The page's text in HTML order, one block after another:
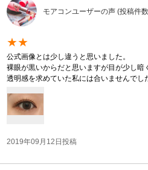
モアコンユーザーの声 (投稿件
★★
公式画像とは少し違うと思いました。
裸眼が黒いからだと思いますが目が少し暗
透明感を求めていた私には合いませんでし
2019年09月12日投稿